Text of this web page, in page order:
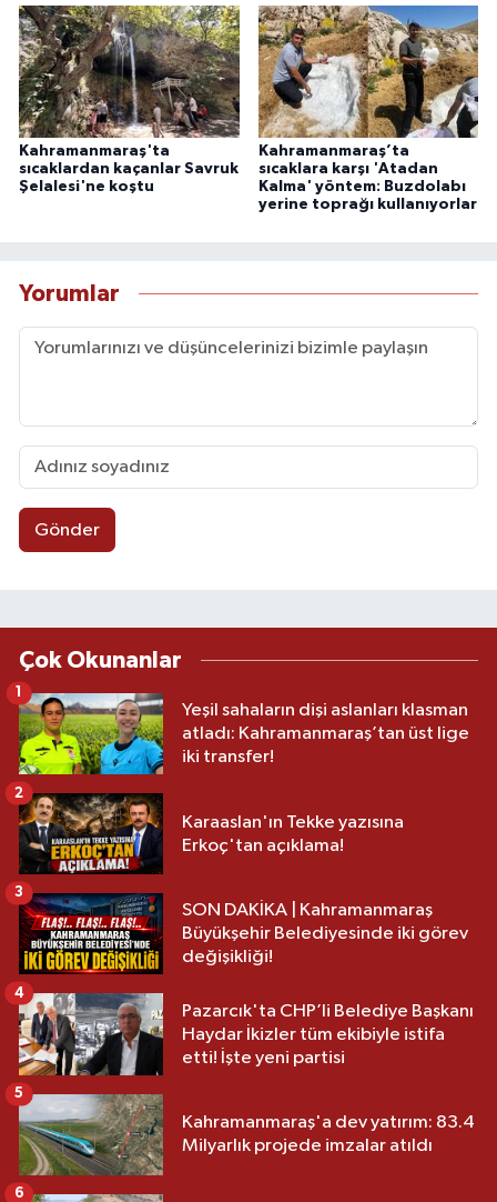
Kahramanmaraş'ta
sıcaklardan kaçanlar Savruk
Şelalesi'ne koştu
Kahramanmaraş’ta
sıcaklara karşı 'Atadan
Kalma' yöntem: Buzdolabı
yerine toprağı kullanıyorlar
Yorumlar
Gönder
Çok Okunanlar
Yeşil sahaların dişi aslanları klasman
atladı: Kahramanmaraş’tan üst lige
iki transfer!
Karaaslan'ın Tekke yazısına
Erkoç'tan açıklama!
2
SON DAKİKA | Kahramanmaraş
Büyükşehir Belediyesinde iki görev
değişikliği!
3
Pazarcık'ta CHP’li Belediye Başkanı
Haydar İkizler tüm ekibiyle istifa
etti! İşte yeni partisi
4
Kahramanmaraş'a dev yatırım: 83.4
Milyarlık projede imzalar atıldı
5
6